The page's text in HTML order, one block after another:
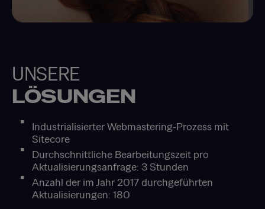
UNSERE
LÖSUNGEN
Industrialisierter Webmastering-Prozess mit
Sitecore
Durchschnittliche Bearbeitungszeit pro
Aktualisierungsanfrage: 3 Stunden
Anzahl der im Jahr 2017 durchgeführten
Aktualisierungen: 180